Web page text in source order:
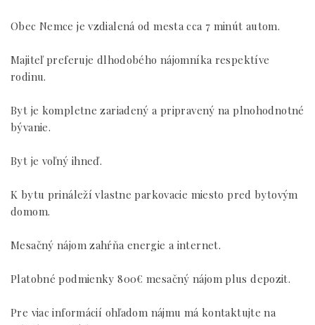
Obec Nemce je vzdialená od mesta cca 7 minút autom.
Majiteľ preferuje dlhodobého nájomníka respektíve
rodinu.
Byt je kompletne zariadený a pripravený na plnohodnotné
bývanie.
Byt je voľný ihneď.
K bytu prináleží vlastne parkovacie miesto pred bytovým
domom.
Mesačný nájom zahŕňa energie a internet.
Platobné podmienky 800€ mesačný nájom plus depozit.
Pre viac informácií ohľadom nájmu má kontaktujte na